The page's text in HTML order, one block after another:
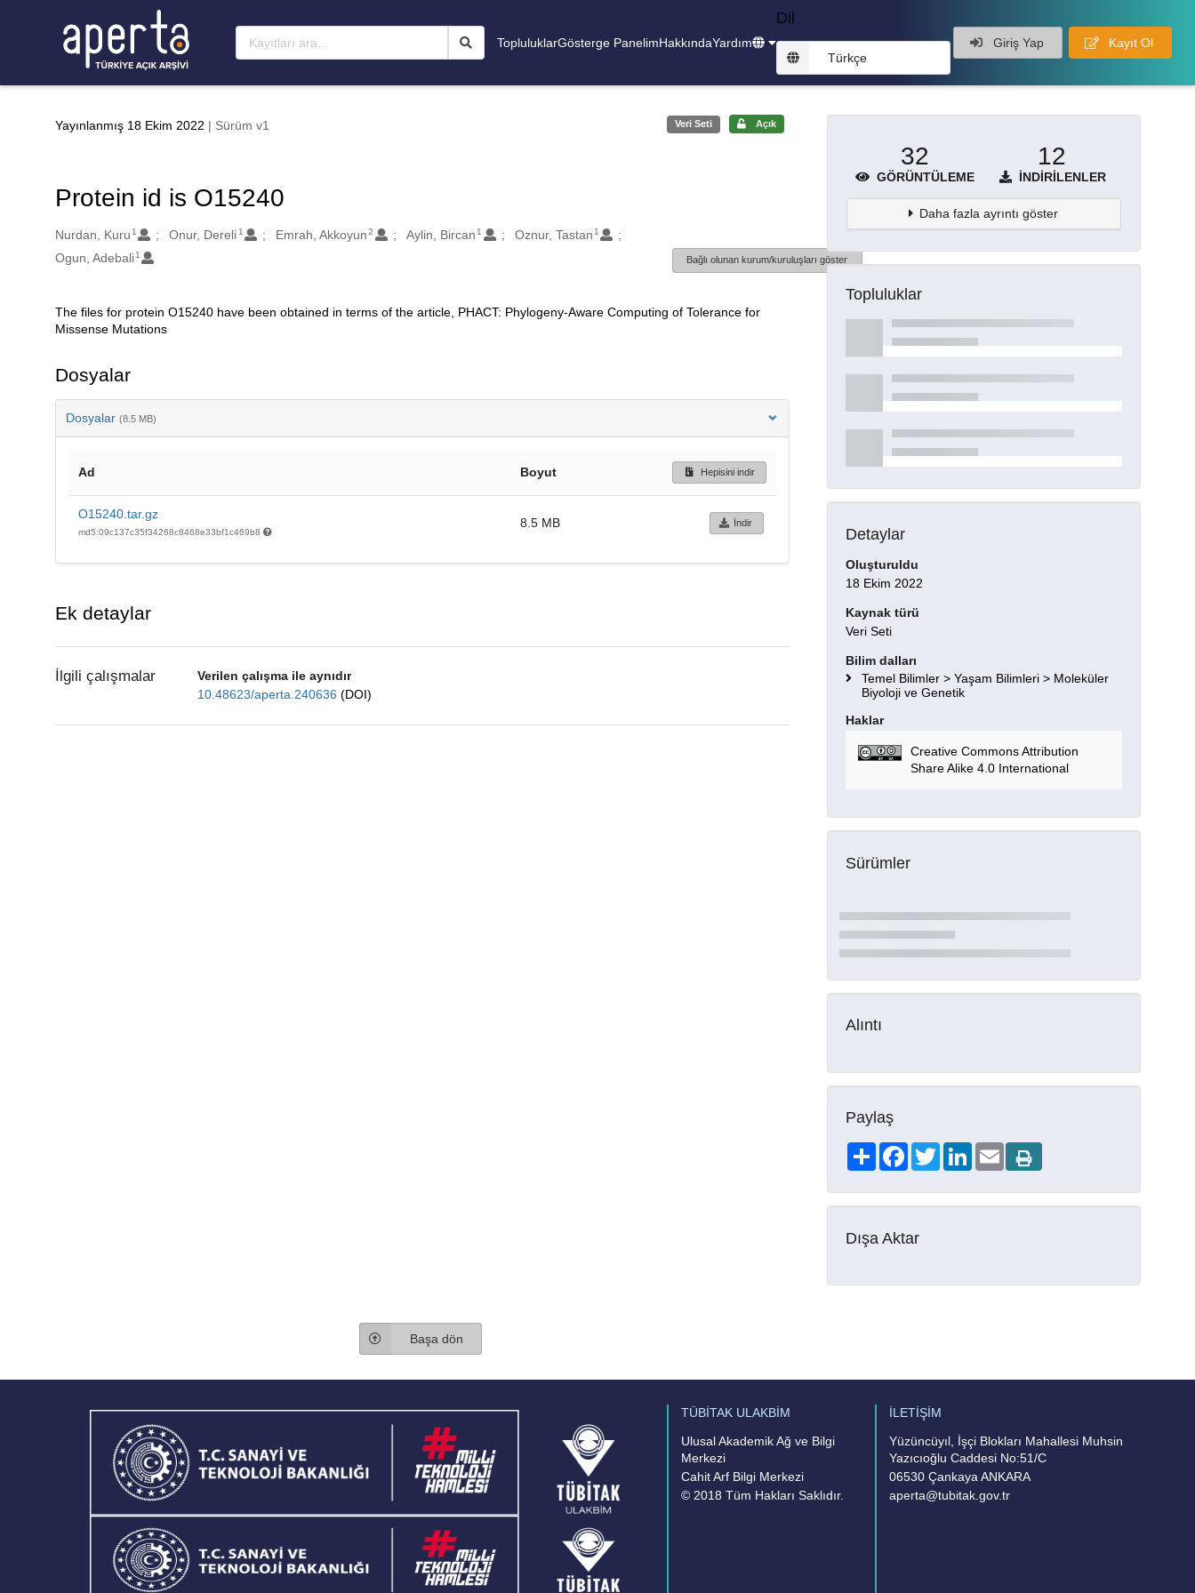
TopluluklarGösterge PanelimHakkındaYardım
Dil
Türkçe
Giriş Yap Kayıt Ol
Yayınlanmış 18 Ekim 2022 | Sürüm v1 Veri Seti Açık
Protein id is O15240
Oluşturanlar
Nurdan, Kuru 1 Onur, Dereli 1 Emrah, Akkoyun 2 Aylin, Bircan 1 Oznur, Tastan 1
Ogun, Adebali 1 Bağlı olunan kurum/kuruluşları göster
Açıklama
The files for protein O15240 have been obtained in terms of the article, PHACT: Phylogeny-Aware Computing of Tolerance for
Missense Mutations
Dosyalar
Dosyalar (8.5 MB)
Ad Boyut Hepisini indir
O15240.tar.gz
md5:09c137c35f34268c8468e33bf1c469b8
8.5 MB İndir
Ek detaylar
İlgili çalışmalar
Verilen çalışma ile aynıdır
10.48623/aperta.240636 (DOI)
32
GÖRÜNTÜLEME
12
İNDIRILENLER
Daha fazla ayrıntı göster
Topluluklar
Detaylar
Oluşturuldu
18 Ekim 2022
Kaynak türü
Veri Seti
Bilim dalları
Temel Bilimler > Yaşam Bilimleri > Moleküler
Biyoloji ve Genetik
Haklar
Creative Commons Attribution
Share Alike 4.0 International
Sürümler
Alıntı
Paylaş
ShareFacebookTwitterLinkedIn
Email
Dışa Aktar
Başa dön
TÜBİTAK ULAKBİM
Ulusal Akademik Ağ ve Bilgi
Merkezi
Cahit Arf Bilgi Merkezi
© 2018 Tüm Hakları Saklıdır.
İLETİŞİM
Yüzüncüyıl, İşçi Blokları Mahallesi Muhsin
Yazıcıoğlu Caddesi No:51/C
06530 Çankaya ANKARA
aperta@tubitak.gov.tr